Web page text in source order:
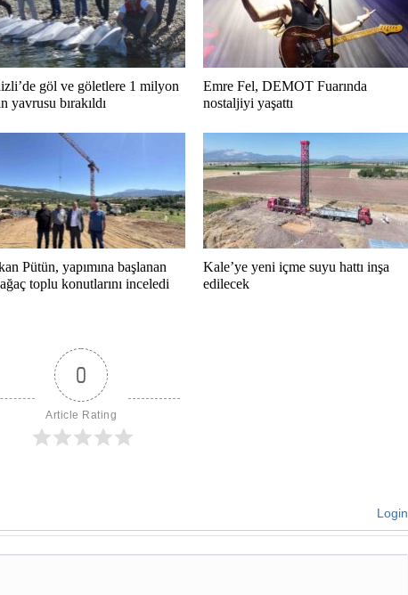
göl ve göletlere 1 milyon
yavrusu bırakıldı
Emre Fel, DEMOT Fuarında
nostaljiyi yaşattı
Pütün, yapımına başlanan
toplu konutlarını inceledi
Kale’ye yeni içme suyu hattı inşa
edilecek
0
Article Rating
Login